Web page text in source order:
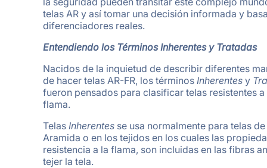
telas AR y así tomar una decisión informada y
diferenciadores reales.
Entendiendo los Términos Inherentes y Tratadas
Nacidos de la inquietud de describir diferentes
de hacer telas AR-FR, los términos Inherentes y
fueron pensados para clasificar telas resistentes a
flama.
Telas Inherentes se usa normalmente para telas de
Aramida o en los tejidos en los cuales las
resistencia a la flama, son incluidas en las fibras
tejer la tela.